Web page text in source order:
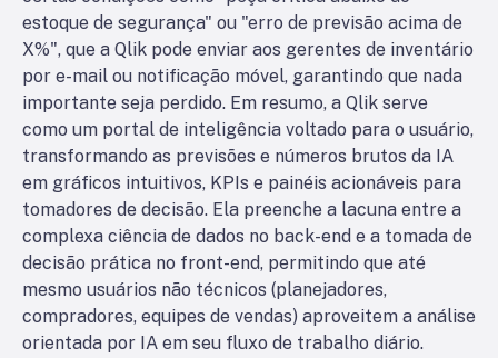
estoque de segurança" ou "erro de previsão acima de
X%", que a Qlik pode enviar aos gerentes de inventário
por e-mail ou notificação móvel, garantindo que nada
importante seja perdido. Em resumo, a Qlik serve
como um portal de inteligência voltado para o usuário,
transformando as previsões e números brutos da IA
em gráficos intuitivos, KPIs e painéis acionáveis para
tomadores de decisão. Ela preenche a lacuna entre a
complexa ciência de dados no back-end e a tomada de
decisão prática no front-end, permitindo que até
mesmo usuários não técnicos (planejadores,
compradores, equipes de vendas) aproveitem a análise
orientada por IA em seu fluxo de trabalho diário.